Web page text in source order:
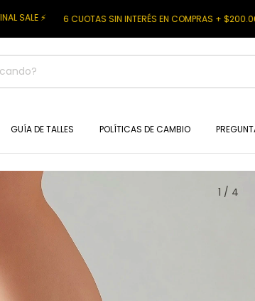
6 CUOTAS SIN INTERÉS EN COMPRAS + $200.000
GUÍA DE TALLES POLÍTICAS DE CAMBIO
1 / 4